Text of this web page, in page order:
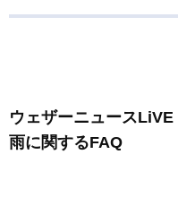
ウェザーニュースLiVE
雨に関するFAQ